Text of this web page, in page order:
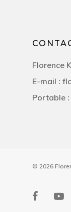
Florence
E-mail :
Portable
© 2026